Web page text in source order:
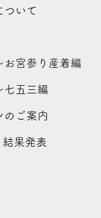
ついて
お宮参り産着編
七五三編
のご案内
結果発表